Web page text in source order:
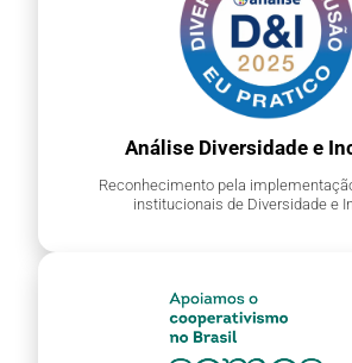
Análise Diversidade e
Reconhecimento pela
institucionais de Diversidade e